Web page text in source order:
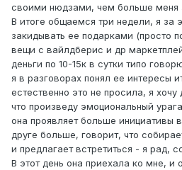
своими нюдзами, чем больше меня
В итоге общаемся три недели, я за
закидывать ее подарками (просто
вещи с вайлдберис и др
деньги по 10-15к в сутки типо
я в разговорах понял ее интересы
естественно это не просила, я
что произведу эмоциональный
она проявляет больше инициативы
друге больше, говорит, что
и предлагает встретиться - я рад,
В этот день она приехала ко мне, и